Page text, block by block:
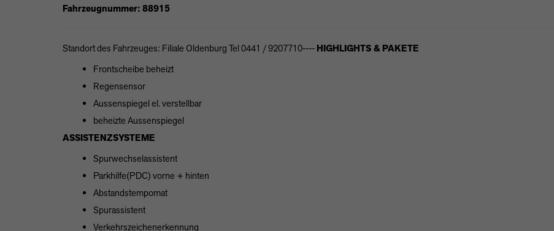
Fahrzeugnummer: 88915
Standort des Fahrzeuges: Filiale Oldenburg Tel 0441 / 9207710---- HIGHLIGHTS & PAKETE
Frontscheibe beheizt
Regensensor
Aussenspiegel el. verstellbar
beheizte Aussenspiegel
ASSISTENZSYSTEME
Spurwechselassistent
Parkhilfe(PDC) vorne + hinten
Abstandstempomat
Spurassistent
Verkehrszeichenerkennung